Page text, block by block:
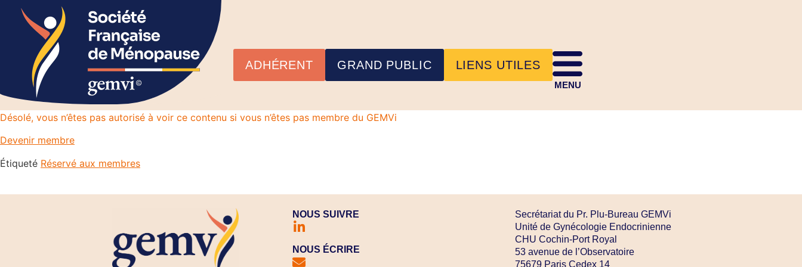
ADHÉRENT GRAND PUBLIC LIENS UTILES
MENU
Désolé, vous n’êtes pas autorisé à voir ce contenu si vous n’êtes pas membre du GEMVi
Devenir membre
Étiqueté Réservé aux membres
NOUS SUIVRE
NOUS ÉCRIRE
Secrétariat du Pr. Plu-Bureau GEMVi
Unité de Gynécologie Endocrinienne
CHU Cochin-Port Royal
53 avenue de l’Observatoire
75679 Paris Cedex 14